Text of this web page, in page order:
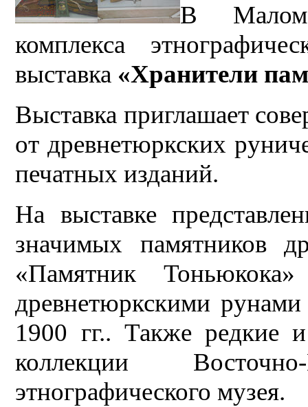
В Малом
комплекса
выставка «Хранители
Выставка приглашает
от древнетюркских
печатных изданий.
На выставке
значимых памятников
«Памятник
древнетюркскими
1900 гг.. Также редкие
коллекции Восточно-
этнографического музея.